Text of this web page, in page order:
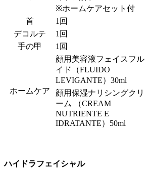
※ホームケアセット付
首 1回
デコルテ
1回
手の甲
1回
ホームケア
顔用美容液フェイスフル
イド（FLUIDO
LEVIGANTE）30ml
顔用保湿ナリシングクリ
ーム （CREAM
NUTRIENTE E
IDRATANTE）50ml
ハイドラフェイシャル